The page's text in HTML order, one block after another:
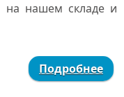
на нашем складе и
Подробнее